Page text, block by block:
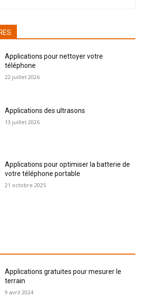
Applications pour nettoyer votre
téléphone
22 juillet 2026
Applications des ultrasons
13 juillet 2026
Applications pour optimiser la batterie de
votre téléphone portable
21 octobre 2025
Applications gratuites pour mesurer le
terrain
9 avril 2024